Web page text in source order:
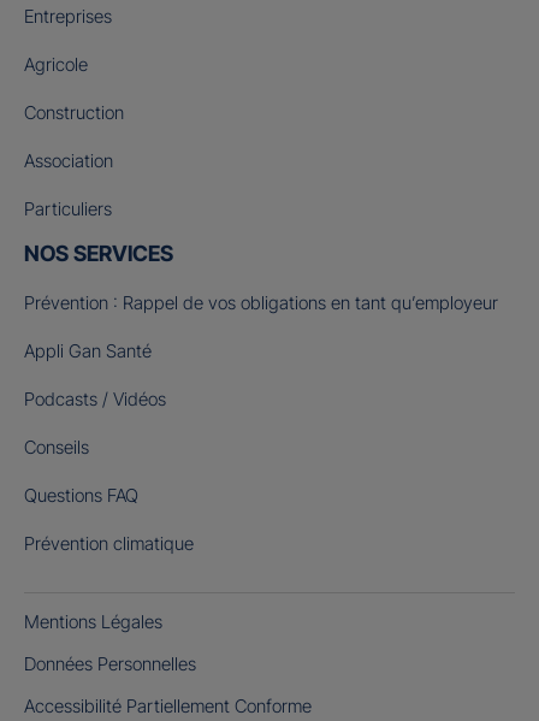
Entreprises
Agricole
Construction
Association
Particuliers
NOS SERVICES
Prévention : Rappel de vos obligations en tant qu’employeur
Appli Gan Santé
Podcasts / Vidéos
Conseils
Questions FAQ
Prévention climatique
Mentions Légales
Données Personnelles
Accessibilité Partiellement Conforme